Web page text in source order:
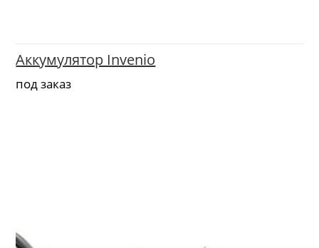
Аккумулятор Invenio
под заказ